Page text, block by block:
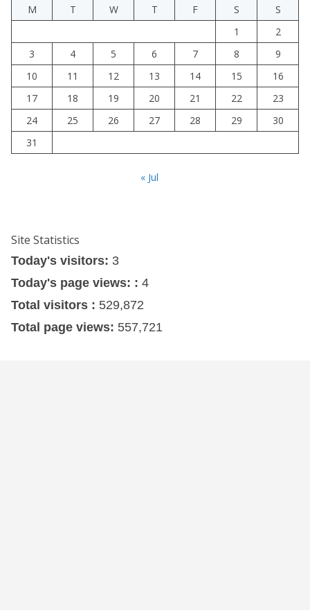
M
T W T F S
S
1
2
3
4 5 6 7 8
9
10
11 12 13 14 15
16
17
18 19 20 21 22
23
24
25 26 27 28 29
30
31
« Jul
Site Statistics
Today's visitors: 3
Today's page views: : 4
Total visitors : 529,872
Total page views: 557,721